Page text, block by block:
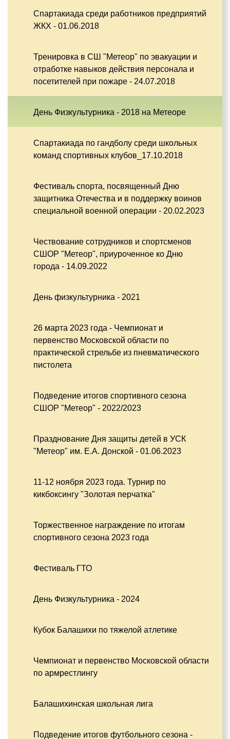
Спартакиада среди работников предприятий
ЖКХ - 01.06.2018
Тренировка в СШ "Метеор" по эвакуации и
отработке навыков действия персонала и
посетителей при пожаре - 24.07.2018
День Физкультурника - 2018 на Метеоре
Спартакиада по гандболу среди школьных
команд спортивных клубов_17.10.2018
Фестиваль спорта, посвященный Дню
защитника Отечества и в поддержку воинов
специальной военной операции - 20.02.2023
Чествование сотрудников и спортсменов
СШОР "Метеор", приуроченное ко Дню
города - 14.09.2022
День физкультурника - 2021
26 марта 2023 года - Чемпионат и
первенство Московской области по
практической стрельбе из пневматического
пистолета
Подведение итогов спортивного сезона
СШОР "Метеор" - 2022/2023
Празднование Дня защиты детей в УСК
"Метеор" им. Е.А. Донской - 01.06.2023
11-12 ноября 2023 года. Турнир по
кикбоксингу "Золотая перчатка"
Торжественное награждение по итогам
спортивного сезона 2023 года
Фестиваль ГТО
День Физкультурника - 2024
Кубок Балашихи по тяжелой атлетике
Чемпионат и первенство Московской области
по армрестлингу
Балашихинская школьная лига
Подведение итогов футбольного сезона -